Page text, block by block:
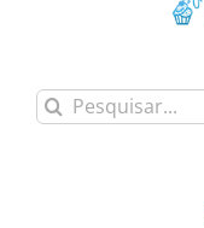
Buscar